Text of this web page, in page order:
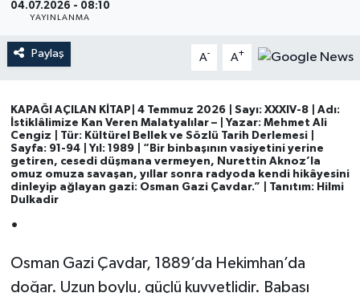
04.07.2026 - 08:10
YAYINLANMA
Paylaş A- A+
KAPAĞI AÇILAN KİTAP| 4 Temmuz 2026 | Sayı: XXXIV-8 | Adı:
İstiklâlimize Kan Veren Malatyalılar – | Yazar: Mehmet Ali
Cengiz | Tür: Kültürel Bellek ve Sözlü Tarih Derlemesi |
Sayfa: 91-94 | Yıl: 1989 | “Bir binbaşının vasiyetini yerine
getiren, cesedi düşmana vermeyen, Nurettin Aknoz’la
omuz omuza savaşan, yıllar sonra radyoda kendi hikâyesini
dinleyip ağlayan gazi: Osman Gazi Çavdar.” | Tanıtım: Hilmi
Dulkadir
•
Osman Gazi Çavdar, 1889’da Hekimhan’da
doğar. Uzun boylu, güçlü kuvvetlidir. Babası
Özel Haber
Politika
Resmi İlan
Sağlık